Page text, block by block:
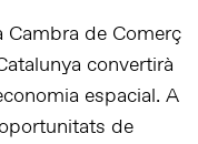
de Comerç
convertirà
espacial. A
de